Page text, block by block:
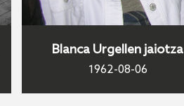
Blanca Urgellen jaiotza
1962-08-06